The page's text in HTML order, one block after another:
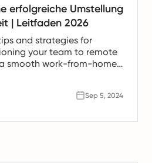
erfolgreiche Umstellung
| Leitfaden 2026
and strategies for
your team to remote
smooth work-from-home
Sep 5, 2024